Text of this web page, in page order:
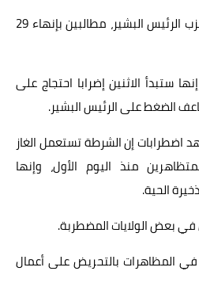
وهاجم المتظاهرون مكاتب حزب الرئيس البشير، مطالبين بإنهاء 29
ستبدأ الاثنين إضرابا احتجاج على
الضغط على الرئيس البشير.
اضطرابات إن الشرطة تستعمل الغاز
منذ اليوم الأول، وإنها
الحية.
بعض الولايات المضطربة.
المظاهرات بالتحريض على أعمال